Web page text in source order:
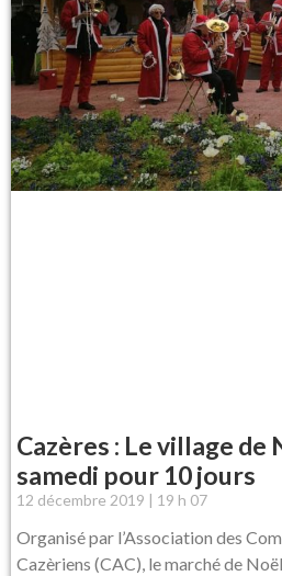
Cazères : Le village de
samedi pour 10 jours
12 décembre 2019 19 h 07
Organisé par l’Association des
Cazèriens (CAC), le marché de